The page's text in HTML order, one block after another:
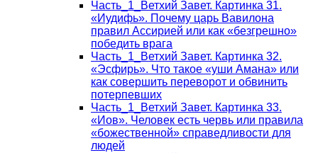
Часть_1_Ветхий Завет. Картинка 31.
«Иудифь». Почему царь Вавилона
правил Ассирией или как «безгрешно»
победить врага
Часть_1_Ветхий Завет. Картинка 32.
«Эсфирь». Что такое «уши Амана» или
как совершить переворот и обвинить
потерпевших
Часть_1_Ветхий Завет. Картинка 33.
«Иов». Человек есть червь или правила
«божественной» справедливости для
людей